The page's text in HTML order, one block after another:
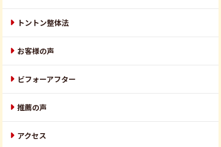
トントン整体法
お客様の声
ビフォーアフター
推薦の声
アクセス